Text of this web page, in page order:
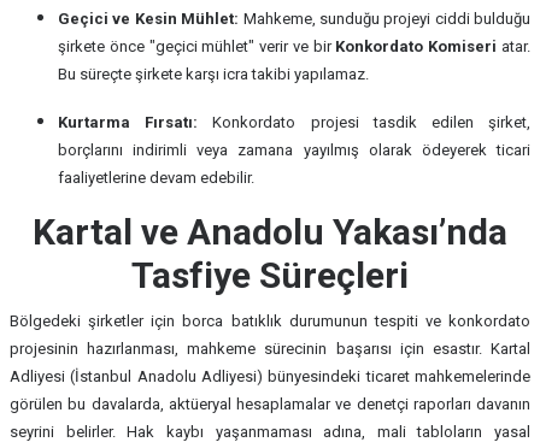
Geçici ve Kesin Mühlet: Mahkeme, sunduğu projeyi ciddi bulduğu
şirkete önce "geçici mühlet" verir ve bir Konkordato Komiseri atar.
Bu süreçte şirkete karşı icra takibi yapılamaz.
Kurtarma Fırsatı: Konkordato projesi tasdik edilen şirket,
borçlarını indirimli veya zamana yayılmış olarak ödeyerek ticari
faaliyetlerine devam edebilir.
Kartal ve Anadolu Yakası’nda
Tasfiye Süreçleri
Bölgedeki şirketler için borca batıklık durumunun tespiti ve konkordato
projesinin hazırlanması, mahkeme sürecinin başarısı için esastır. Kartal
Adliyesi (İstanbul Anadolu Adliyesi) bünyesindeki ticaret mahkemelerinde
görülen bu davalarda, aktüeryal hesaplamalar ve denetçi raporları davanın
seyrini belirler. Hak kaybı yaşanmaması adına, mali tabloların yasal